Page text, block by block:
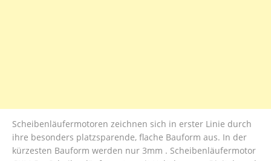
Scheibenläufermotoren zeichnen sich in erster Linie durch
ihre besonders platzsparende, flache Bauform aus. In der
kürzesten Bauform werden nur 3mm . Scheibenläufermotor